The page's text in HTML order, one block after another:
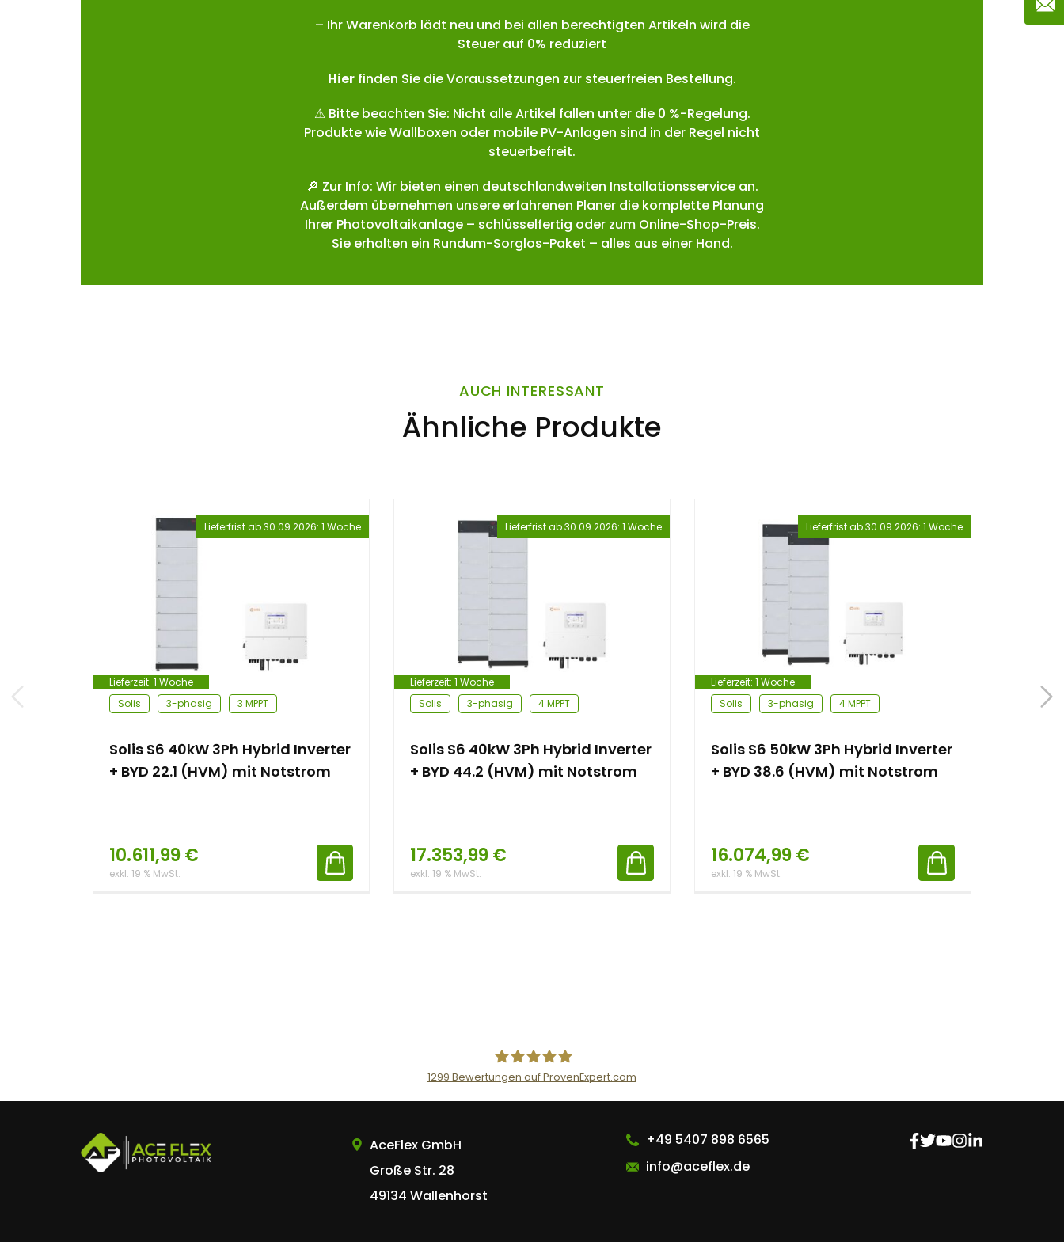
– Ihr Warenkorb lädt neu und bei allen berechtigten Artikeln wird die
Steuer auf 0% reduziert
Hier finden Sie die Voraussetzungen zur steuerfreien Bestellung.
⚠ Bitte beachten Sie: Nicht alle Artikel fallen unter die 0 %-Regelung.
Produkte wie Wallboxen oder mobile PV-Anlagen sind in der Regel nicht
steuerbefreit.
🔎 Zur Info: Wir bieten einen deutschlandweiten Installationsservice an.
Außerdem übernehmen unsere erfahrenen Planer die komplette Planung
Ihrer Photovoltaikanlage – schlüsselfertig oder zum Online-Shop-Preis.
Sie erhalten ein Rundum-Sorglos-Paket – alles aus einer Hand.
AUCH INTERESSANT
Ähnliche Produkte
Lieferzeit: 1 Woche
Lieferfrist ab 30.09.2026: 1 Woche
Solis 3-phasig 3 MPPT
Solis S6 40kW 3Ph Hybrid Inverter
+ BYD 22.1 (HVM) mit Notstrom
10.611,99€
exkl. 19 % MwSt.
Lieferzeit: 1 Woche
Lieferfrist ab 30.09.2026: 1 Woche
Solis 3-phasig 4 MPPT
Solis S6 40kW 3Ph Hybrid Inverter
+ BYD 44.2 (HVM) mit Notstrom
17.353,99€
exkl. 19 % MwSt.
Lieferzeit: 1 Woche
Lieferfrist ab 30.09.2026: 1 Woche
Solis 3-phasig 4 MPPT
Solis S6 50kW 3Ph Hybrid Inverter
+ BYD 38.6 (HVM) mit Notstrom
16.074,99€
exkl. 19 % MwSt.
Solis
AceFlex GmbH
1299 Bewertungen auf ProvenExpert.com
AceFlex GmbH
Große Str. 28
49134 Wallenhorst
+49 5407 898 6565
info@aceflex.de